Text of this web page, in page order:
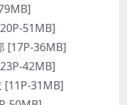
51MB]
[17P-36MB]
42MB]
[11P-31MB]